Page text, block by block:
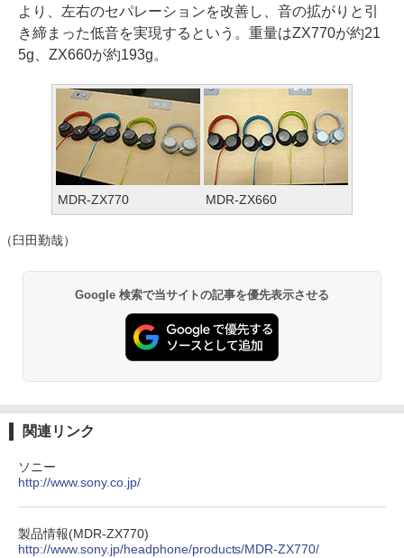
より、左右のセパレーションを改善し、音の拡がりと引
き締まった低音を実現するという。重量はZX770が約21
5g、ZX660が約193g。
MDR-ZX770 MDR-ZX660
（臼田勤哉）
Google 検索で当サイトの記事を優先表示させる
関連リンク
ソニー
http://www.sony.co.jp/
製品情報(MDR-ZX770)
http://www.sony.jp/headphone/products/MDR-ZX770/